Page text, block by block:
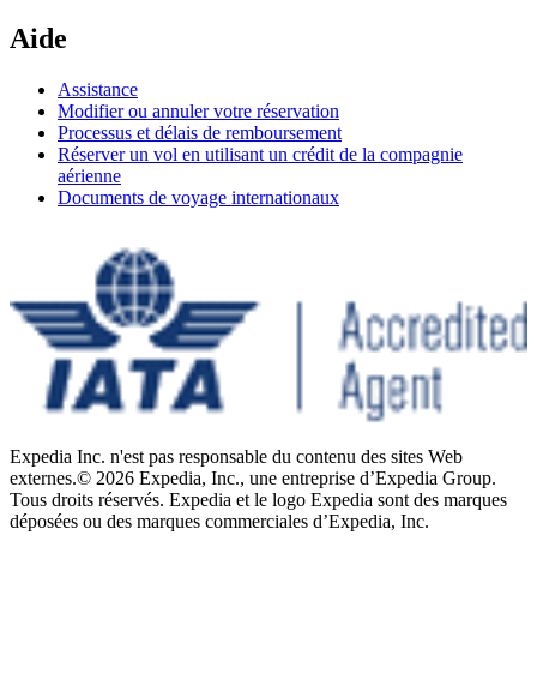
Aide
Assistance
Modifier ou annuler votre réservation
Processus et délais de remboursement
Réserver un vol en utilisant un crédit de la compagnie
aérienne
Documents de voyage internationaux
Expedia Inc. n'est pas responsable du contenu des sites Web
externes.© 2026 Expedia, Inc., une entreprise d’Expedia Group.
Tous droits réservés. Expedia et le logo Expedia sont des marques
déposées ou des marques commerciales d’Expedia, Inc.